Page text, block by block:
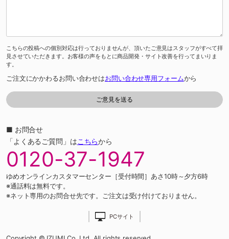
こちらの投稿への個別対応は行っておりませんが、頂いたご意見はスタッフがすべて拝
見させていただきます。お客様の声をもとに商品開発・サイト改善を行ってまいりま
す。
ご注文にかかわるお問い合わせはお問い合わせ専用フォームから
■ お問合せ
「よくあるご質問」はこちらから
0120-37-1947
ゆめオンラインカスタマーセンター［受付時間］あさ10時～夕方6時
※通話料は無料です。
※ネット専用のお問合せ先です。ご注文は受け付けておりません。
PCサイト